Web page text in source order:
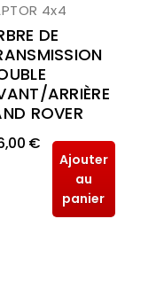
4x4
DE
ARRIÈRE
ROVER
€
Ajouter
au
panier